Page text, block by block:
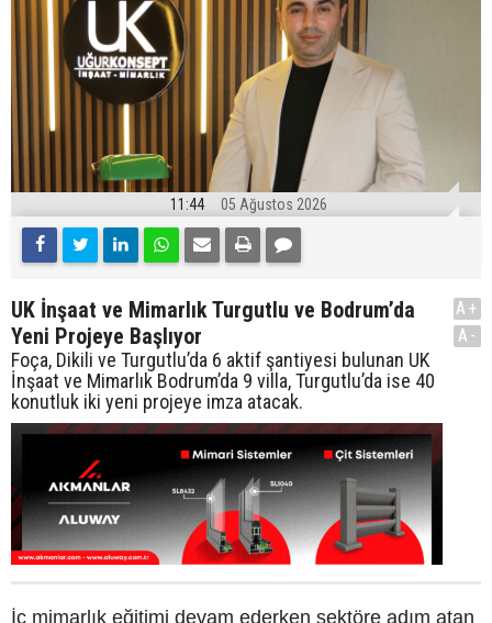
11:44 05 Ağustos 2026
UK İnşaat ve Mimarlık Turgutlu ve Bodrum’da
Yeni Projeye Başlıyor
Foça, Dikili ve Turgutlu’da 6 aktif şantiyesi bulunan UK
İnşaat ve Mimarlık Bodrum’da 9 villa, Turgutlu’da ise 40
konutluk iki yeni projeye imza atacak.
A+
A-
İç mimarlık eğitimi devam ederken sektöre adım atan